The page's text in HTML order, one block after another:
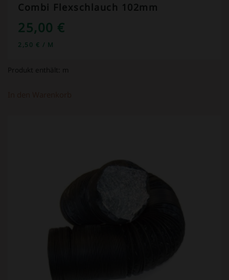
Combi Flexschlauch 102mm
25,00 €
2,50 € / M
Produkt enthält: m